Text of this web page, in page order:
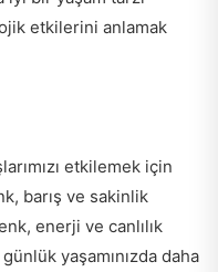
etkilerini anlamak
etkilemek için
barış ve sakinlik
enerji ve canlılık
yaşamınızda daha